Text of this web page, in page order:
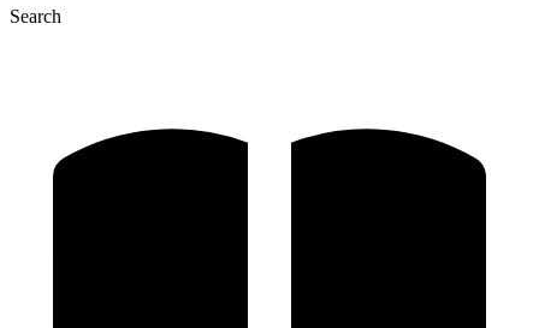
Search